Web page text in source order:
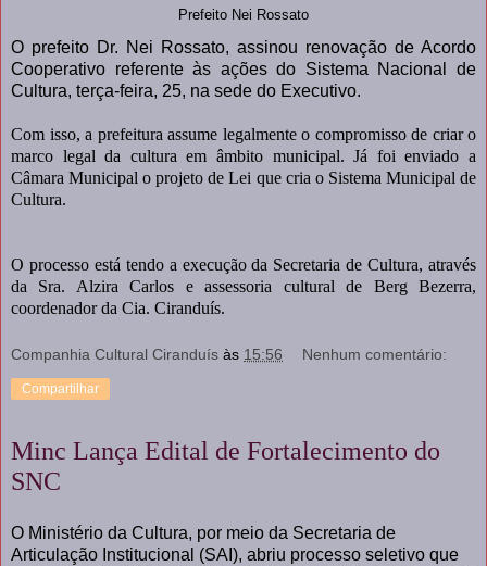
Prefeito Nei Rossato
O prefeito Dr. Nei Rossato, assinou renovação de Acordo
Cooperativo referente às ações do Sistema Nacional de
Cultura, terça-feira, 25, na sede do Executivo.
Com isso, a prefeitura assume legalmente o compromisso de criar o
marco legal da cultura em âmbito municipal. Já foi enviado a
Câmara Municipal o projeto de Lei que cria o Sistema Municipal de
Cultura.
O processo está tendo a execução da Secretaria de Cultura, através
da Sra. Alzira Carlos e assessoria cultural de Berg Bezerra,
coordenador da Cia. Ciranduís.
Companhia Cultural Ciranduís às 15:56 Nenhum comentário:
Compartilhar
Minc Lança Edital de Fortalecimento do
SNC
O Ministério da Cultura, por meio da Secretaria de
Articulação Institucional (SAI), abriu processo seletivo que